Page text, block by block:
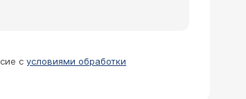
сусловиями обработки